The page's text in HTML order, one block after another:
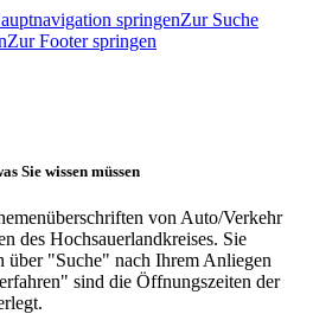
springenZur Suche
Zur Footer springen
Sie wissen müssen
von Auto/Verkehr
des Hochsauerlandkreises. Sie
über "Suche" nach Ihrem Anliegen
sind die Öffnungszeiten der